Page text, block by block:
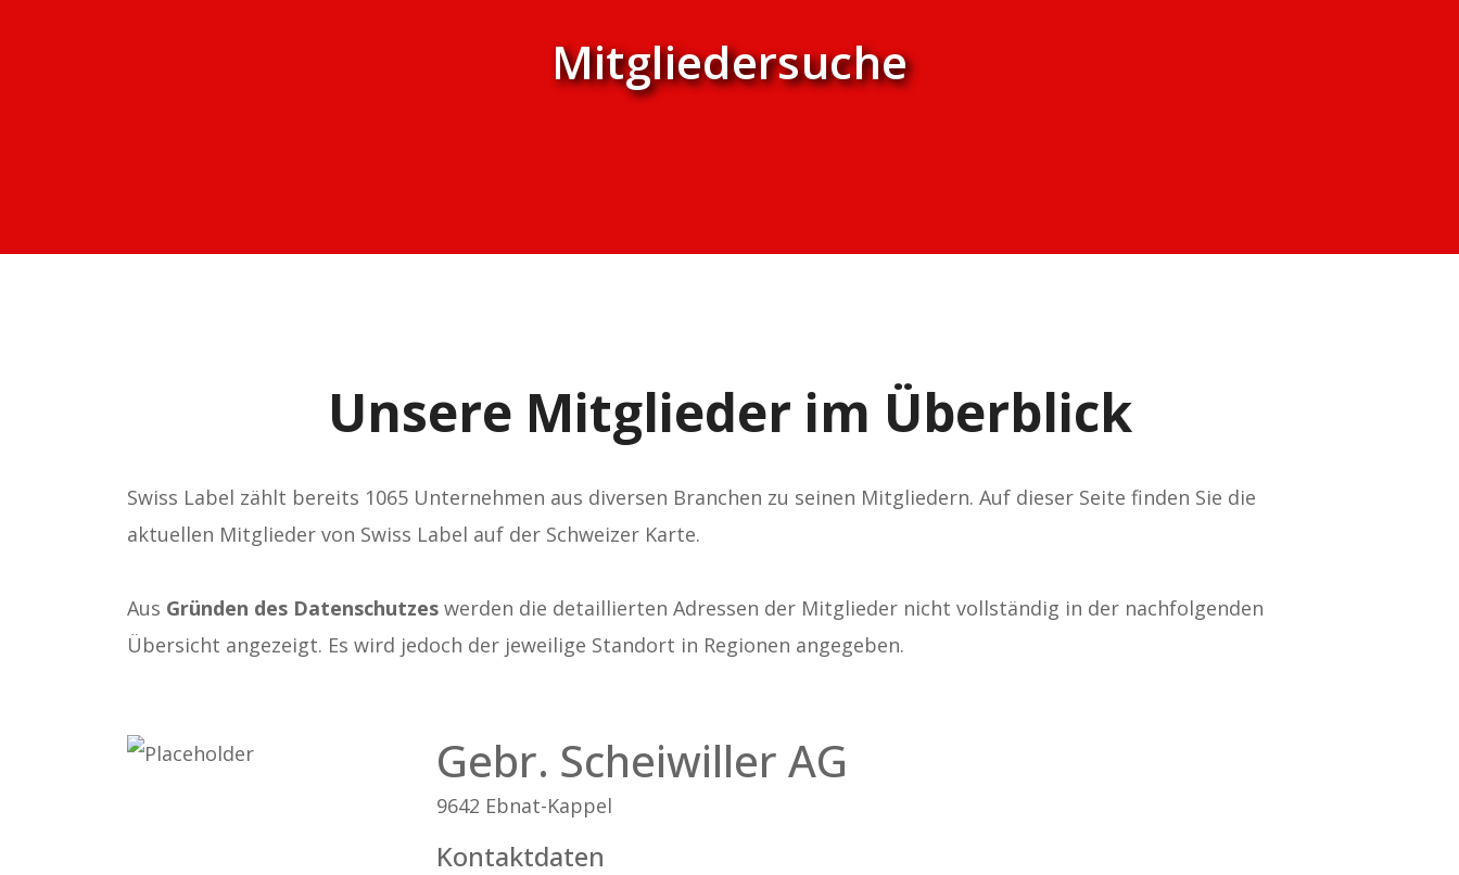
Mitgliedersuche
Unsere Mitglieder im Überblick
Swiss Label zählt bereits 1065 Unternehmen aus diversen Branchen zu seinen Mitgliedern. Auf dieser Seite finden Sie die
aktuellen Mitglieder von Swiss Label auf der Schweizer Karte.
Aus Gründen des Datenschutzes werden die detaillierten Adressen der Mitglieder nicht vollständig in der nachfolgenden
Übersicht angezeigt. Es wird jedoch der jeweilige Standort in Regionen angegeben.
Gebr. Scheiwiller AG
9642 Ebnat-Kappel
Kontaktdaten